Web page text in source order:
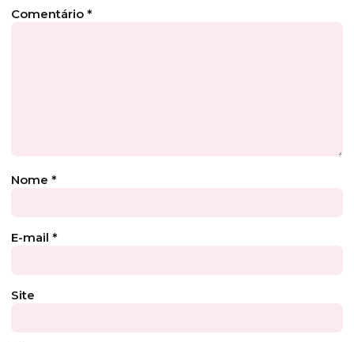
Comentário *
Nome *
E-mail *
Site